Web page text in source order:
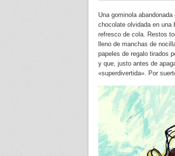
Una gominola
chocolate olvidada en una
refresco de cola. Restos
lleno de manchas de
papeles de regalo tirados
y que, justo antes de
«superdivertida». Por